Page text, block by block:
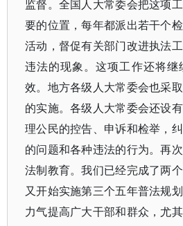
监督。全国人大常委会把这项
要的位置，每年都派出若干个
活动，督促有关部门改进执法
违法的现象。这项工作还将
效。地方各级人大常委会也采
的实施。各级人大常委会还设
理公民的控告、申诉和检举，
的问题和各种违法的行为。再
法制教育。我们已经完成了两
又开始实施第三个五年普法规
力气提高广大干部和群众，尤